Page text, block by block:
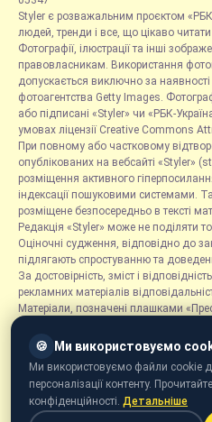
Styler є розважальним проєктом
людей, тренди і все, що цікаво
Фотографії, ілюстрації та інші
правовласникам. Використання
допускається виключно за
фотоагентства Getty Images.
або підписані «Styler» чи «РБК-
умовах ліцензії Creative Commons
При повному або частковому
опублікованих на вебсайті «Styler»
розміщення активного
індексації пошуковими системами.
розміщене безпосередньо в тексті
Редакція «Styler» може не поділяти
Оціночні судження, відповідно до
підлягають спростуванню та
За достовірність, зміст і
рекламних матеріалів
Матеріали, позначені плашками
розміщуються на правах реклами.
Рубрика «Новини компаній» є
новини, повідомлення та
компаній, і ґрунтується на
компаніями. Редакція не несе
🍪 Ми використовуємо
Ми використовуємо файли cookie
персоналізації контенту.
конфіденційності. Детальніше